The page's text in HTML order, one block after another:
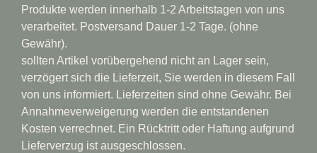
Produkte werden innerhalb 1-2 Arbeitstagen von uns
verarbeitet. Postversand Dauer 1-2 Tage. (ohne
Gewähr).
sollten Artikel vorübergehend nicht an Lager sein,
verzögert sich die Lieferzeit, Sie werden in diesem Fall
von uns informiert. Lieferzeiten sind ohne Gewähr. Bei
Annahmeverweigerung werden die entstandenen
Kosten verrechnet. Ein Rücktritt oder Haftung aufgrund
Lieferverzug ist ausgeschlossen.